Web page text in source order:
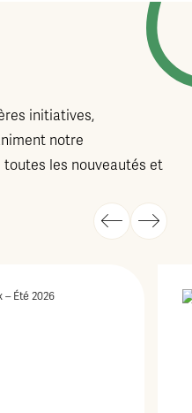
initiatives,
notre
les nouveautés et